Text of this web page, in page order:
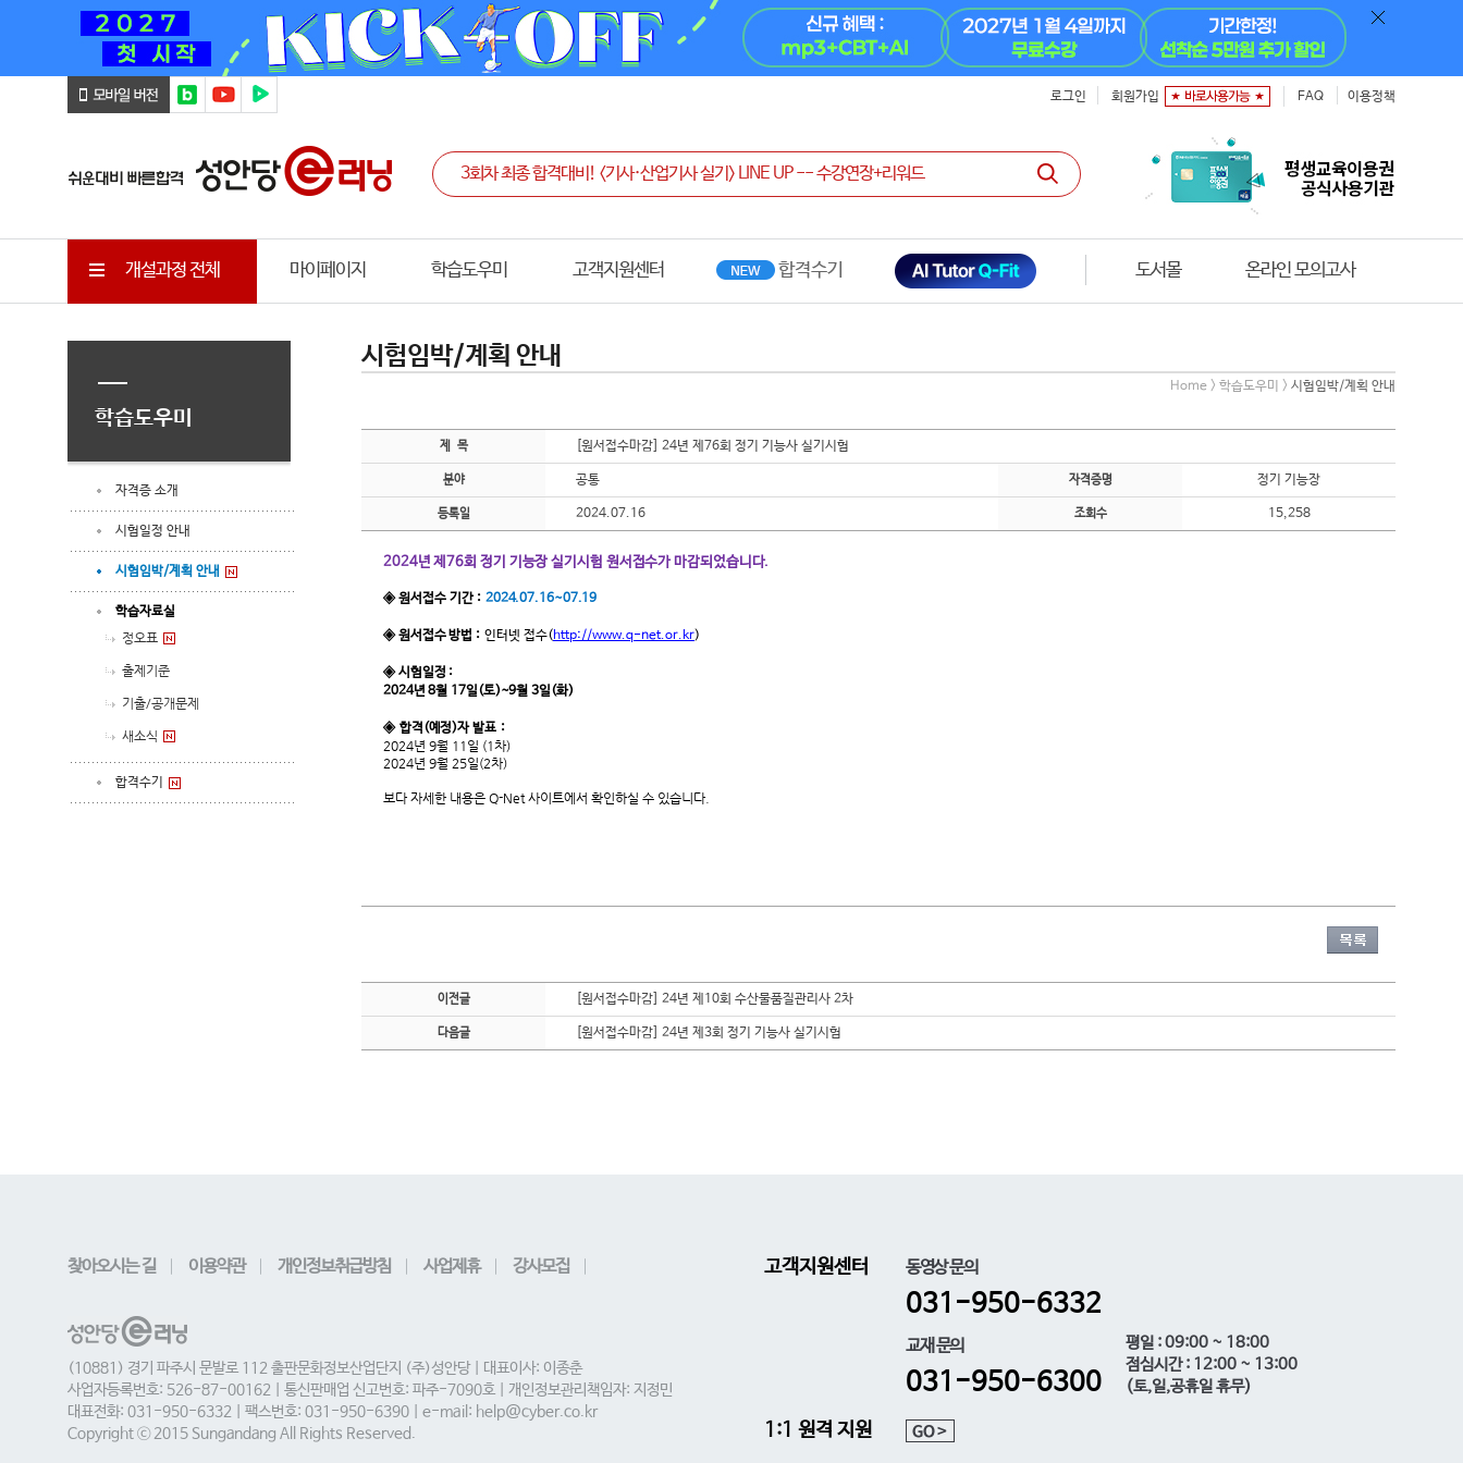
로그인 회원가입 FAQ 이용정책
개설과정 전체 마이페이지 학습도우미 고객지원센터 도서몰 온라인 모의고사
학습도우미
자격증 소개
시험일정 안내
시험임박/계획 안내
학습자료실
정오표
출제기준
기출/공개문제
새소식
합격수기
시험임박/계획 안내
Home > 학습도우미 > 시험임박/계획 안내
제 목 [원서접수마감] 24년 제76회 정기 기능사 실기시험
분야 공통 자격증명 정기 기능장
등록일 2024.07.16 조회수 15,258
2024년 제76회 정기 기능장 실기 시험 원서접수가 마감되었습니다.
◈ 원서접수 기간 : 2024.07.16~07.19
◈ 원서접수 방법 : 인터넷 접수(http://www.q-net.or.kr)
◈ 시험일정 :
2024년 8월 17일(토)~9월 3일(화)
◈ 합격(예정)자 발표 :
2024년 9월 11일 (1차)
2024년 9월 25일(2차)
보다 자세한 내용은 Q-Net 사이트에서 확인하실 수 있습니다.
이전글 [원서접수마감] 24년 제10회 수산물품질관리사 2차
다음글 [원서접수마감] 24년 제3회 정기 기능사 실기시험
찾아오시는 길 이용약관 개인정보취급방침 사업제휴 강사모집
(10881) 경기 파주시 문발로 112 출판문화정보산업단지 (주)성안당 | 대표이사: 이종춘
사업자등록번호: 526-87-00162 | 통신판매업 신고번호: 파주-7090호 | 개인정보관리책임자: 지정민
대표전화: 031-950-6332 | 팩스번호: 031-950-6390 | e-mail: help@cyber.co.kr
Copyright ⓒ 2015 Sungandang All Rights Reserved.
고객지원센터 동영상 문의
031-950-6332
교재 문의
031-950-6300
평일 : 09:00 ~ 18:00
점심시간 : 12:00 ~ 13:00
(토,일,공휴일 휴무)
1:1 원격 지원